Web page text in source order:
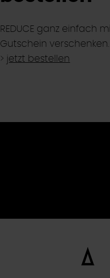
REDUCE ganz einfach
Gutschein verschenken.
> jetzt bestellen